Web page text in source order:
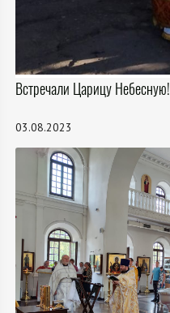
Встречали Царицу Небесную!
03.08.2023